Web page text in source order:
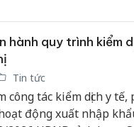
hành quy trình kiểm
Tin tức
công tác kiểm dịch y
động xuất nhập